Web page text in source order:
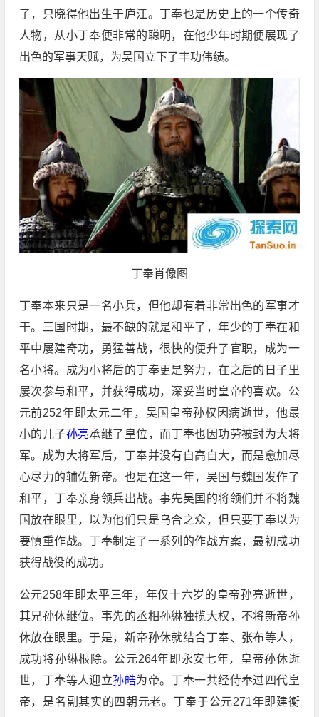
了，只晓得他出生于庐江。丁奉也是历史上的一个传奇
人物，从小丁奉便非常的聪明，在他少年时期便展现了
出色的军事天赋，为吴国立下了丰功伟绩。
丁奉肖像图
丁奉本来只是一名小兵，但他却有着非常出色的军事才
干。三国时期，最不缺的就是和平了，年少的丁奉在和
平中屡建奇功，勇猛善战，很快的便升了官职，成为一
名小将。成为小将后的丁奉更是努力，在之后的日子里
屡次参与和平，并获得成功，深妥当时皇帝的喜欢。公
元前252年即太元二年，吴国皇帝孙权因病逝世，他最
小的儿子孙亮承继了皇位，而丁奉也因功劳被封为大将
军。成为大将军后，丁奉并没有自高自大，而是愈加尽
心尽力的辅佐新帝。也是在这一年，吴国与魏国发作了
和平，丁奉亲身领兵出战。事先吴国的将领们并不将魏
国放在眼里，以为他们只是乌合之众，但只要丁奉以为
要慎重作战。丁奉制定了一系列的作战方案，最初成功
获得战役的成功。
公元258年即太平三年，年仅十六岁的皇帝孙亮逝世，
其兄孙休继位。事先的丞相孙綝独揽大权，不将新帝孙
休放在眼里。于是，新帝孙休就结合丁奉、张布等人，
成功将孙綝根除。公元264年即永安七年，皇帝孙休逝
世，丁奉等人迎立孙皓为帝。丁奉一共经侍奉过四代皇
帝，是名副其实的四朝元老。丁奉于公元271年即建衡